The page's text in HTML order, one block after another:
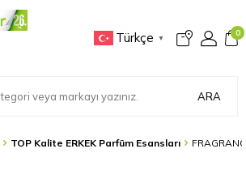
Türkçe ▼
0
ARA
TOP Kalite ERKEK Parfüm Esansları